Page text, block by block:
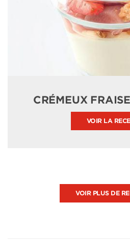
CRÉMEUX
VOIR LA
VOIR PLUS DE